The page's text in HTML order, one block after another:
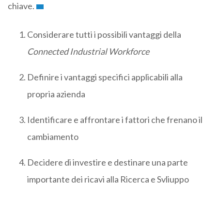
chiave.
Considerare tutti i possibili vantaggi della
Connected Industrial Workforce
Definire i vantaggi specifici applicabili alla
propria azienda
Identificare e affrontare i fattori che frenano il
cambiamento
Decidere di investire e destinare una parte
importante dei ricavi alla Ricerca e Svliuppo